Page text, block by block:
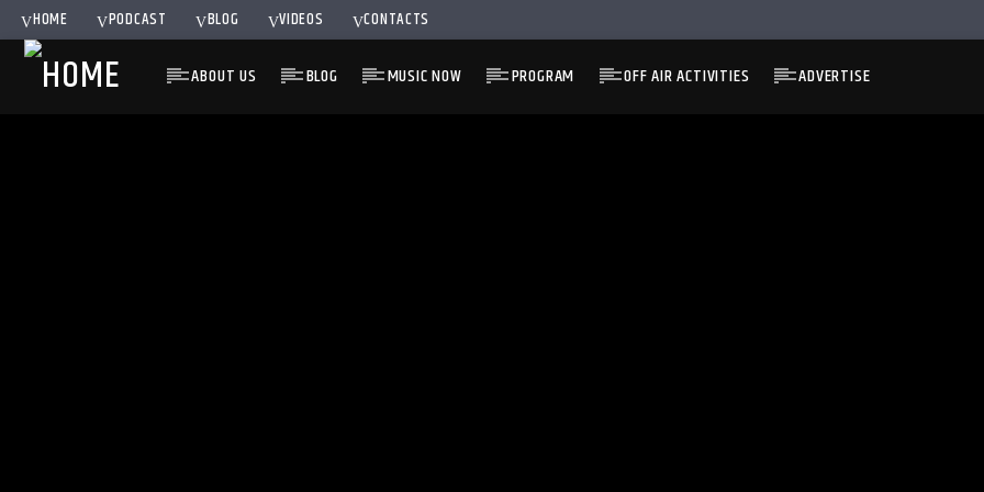
HOME PODCAST BLOG VIDEOS CONTACTS
ABOUT US BLOG MUSIC NOW PROGRAM OFF AIR ACTIVITIES ADVERTISE